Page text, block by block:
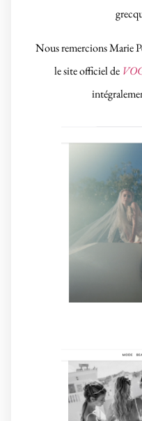
Nous remercions Marie
le site officiel de